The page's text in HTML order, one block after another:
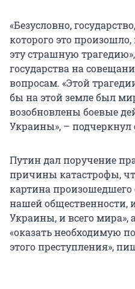
«Безусловно,
которого это произошло,
эту страшную
государства на
вопросам. «Этой
бы на этой земле был
возобновлены боевые
Украины», – подчеркнул
Путин дал поручение
причины катастрофы,
картина произошедшего
нашей общественности,
Украины, и всего
«оказать необходимую
этого преступления»,